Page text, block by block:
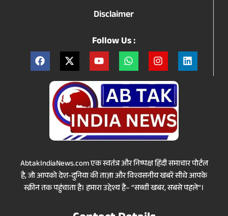
Disclaimer
Follow Us :
AbtakIndiaNews.com एक स्वतंत्र और निष्पक्ष हिंदी समाचार पोर्टल
है, जो आपको देश-दुनिया की ताज़ा और विश्वसनीय खबरें सीधे आपके
स्क्रीन तक पहुंचाता है। हमारा उद्देश्य है– “सच्ची खबर, सबसे पहले”।